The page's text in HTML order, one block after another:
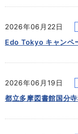
2026年06月22日
Edo Tokyo キャンペ
2026年06月19日
都立多摩図書館国分